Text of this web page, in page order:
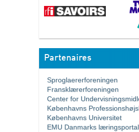
Partenaires
Sproglaererforeningen
Fransklærerforeningen
Center for
Københavns
Københavns Universitet
EMU Danmarks læringsportal